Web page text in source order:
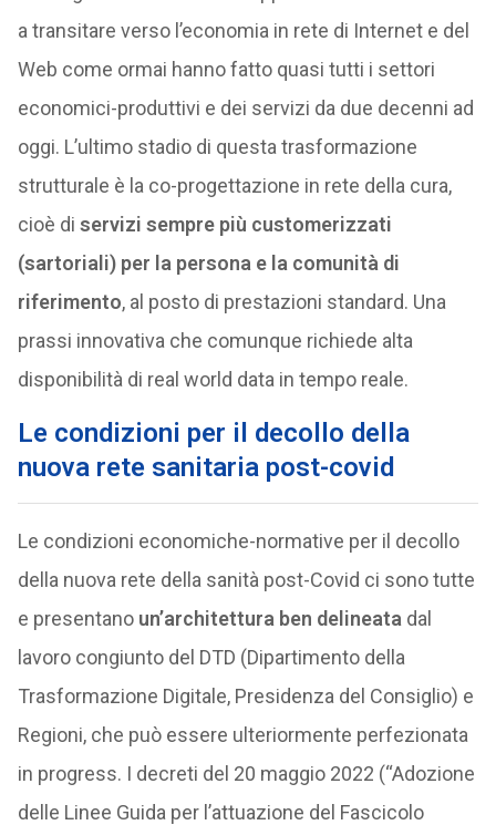
a transitare verso l’economia in rete di Internet e del
Web come ormai hanno fatto quasi tutti i settori
economici-produttivi e dei servizi da due decenni ad
oggi. L’ultimo stadio di questa trasformazione
strutturale è la co-progettazione in rete della cura,
cioè di servizi sempre più customerizzati
(sartoriali) per la persona e la comunità di
riferimento, al posto di prestazioni standard. Una
prassi innovativa che comunque richiede alta
disponibilità di real world data in tempo reale.
Le condizioni per il decollo della
nuova rete sanitaria post-covid
Le condizioni economiche-normative per il decollo
della nuova rete della sanità post-Covid ci sono tutte
e presentano un’architettura ben delineata dal
lavoro congiunto del DTD (Dipartimento della
Trasformazione Digitale, Presidenza del Consiglio) e
Regioni, che può essere ulteriormente perfezionata
in progress. I decreti del 20 maggio 2022 (“Adozione
delle Linee Guida per l’attuazione del Fascicolo